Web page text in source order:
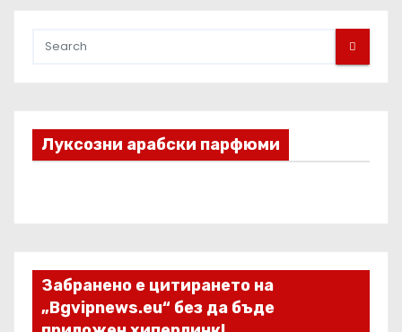
Луксозни арабски парфюми
Забранено е цитирането на
„Bgvipnews.eu“ без да бъде